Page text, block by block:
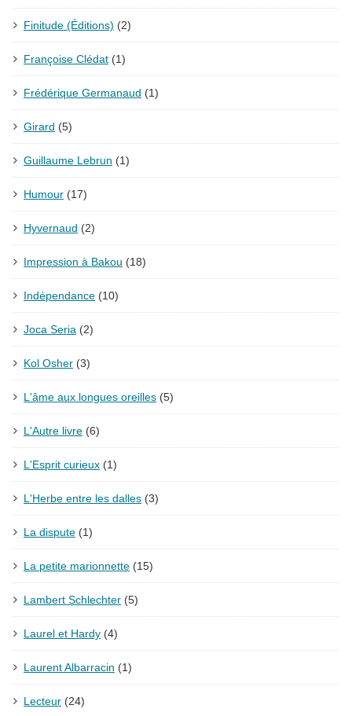
Finitude (Éditions) (2)
Françoise Clédat (1)
Frédérique Germanaud (1)
Girard (5)
Guillaume Lebrun (1)
Humour (17)
Hyvernaud (2)
Impression à Bakou (18)
Indépendance (10)
Joca Seria (2)
Kol Osher (3)
L'âme aux longues oreilles (5)
L'Autre livre (6)
L'Esprit curieux (1)
L'Herbe entre les dalles (3)
La dispute (1)
La petite marionnette (15)
Lambert Schlechter (5)
Laurel et Hardy (4)
Laurent Albarracin (1)
Lecteur (24)